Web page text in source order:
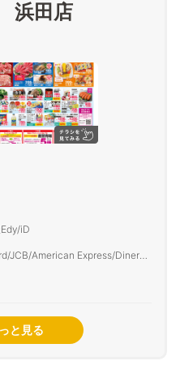
浜田店
iD
JCB/American Express/Diners
と見る